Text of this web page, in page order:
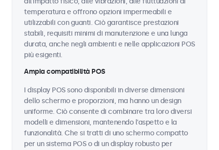
temperatura e offrono opzioni impermeabili e
utilizzabili con guanti. Ciò garantisce prestazioni
stabili, requisiti minimi di manutenzione e una lunga
durata, anche negli ambienti e nelle applicazioni POS
più esigenti.
Ampia compatibilità POS
I display POS sono disponibili in diverse dimensioni
dello schermo e proporzioni, ma hanno un design
uniforme. Ciò consente di combinare tra loro diversi
modelli e dimensioni, mantenendo l'aspetto e la
funzionalità. Che si tratti di uno schermo compatto
per un sistema POS o di un display robusto per